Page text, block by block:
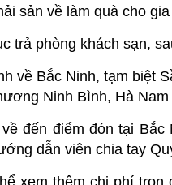
sản về làm quà cho
trả phòng khách sạn,
về Bắc Ninh, tạm biệt
Ninh Bình, Hà Nam
đến điểm đón tại
dẫn viên chia tay
xem thêm chi phí trọn